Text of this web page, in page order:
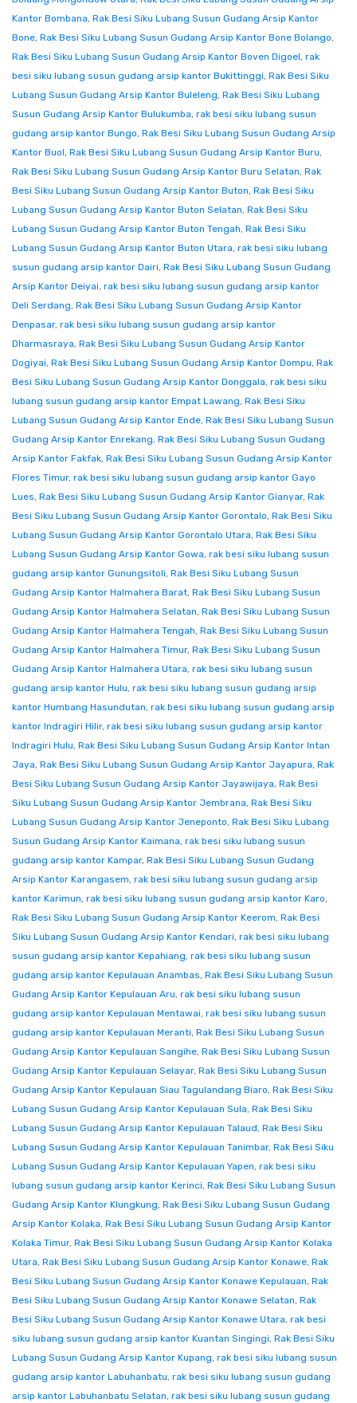
Kantor Bombana, Rak Besi Siku Lubang Susun Gudang Arsip Kantor
Bone, Rak Besi Siku Lubang Susun Gudang Arsip Kantor Bone Bolango,
Rak Besi Siku Lubang Susun Gudang Arsip Kantor Boven Digoel, rak
besi siku lubang susun gudang arsip kantor Bukittinggi, Rak Besi Siku
Lubang Susun Gudang Arsip Kantor Buleleng, Rak Besi Siku Lubang
Susun Gudang Arsip Kantor Bulukumba, rak besi siku lubang susun
gudang arsip kantor Bungo, Rak Besi Siku Lubang Susun Gudang Arsip
Kantor Buol, Rak Besi Siku Lubang Susun Gudang Arsip Kantor Buru,
Rak Besi Siku Lubang Susun Gudang Arsip Kantor Buru Selatan, Rak
Besi Siku Lubang Susun Gudang Arsip Kantor Buton, Rak Besi Siku
Lubang Susun Gudang Arsip Kantor Buton Selatan, Rak Besi Siku
Lubang Susun Gudang Arsip Kantor Buton Tengah, Rak Besi Siku
Lubang Susun Gudang Arsip Kantor Buton Utara, rak besi siku lubang
susun gudang arsip kantor Dairi, Rak Besi Siku Lubang Susun Gudang
Arsip Kantor Deiyai, rak besi siku lubang susun gudang arsip kantor
Deli Serdang, Rak Besi Siku Lubang Susun Gudang Arsip Kantor
Denpasar, rak besi siku lubang susun gudang arsip kantor
Dharmasraya, Rak Besi Siku Lubang Susun Gudang Arsip Kantor
Dogiyai, Rak Besi Siku Lubang Susun Gudang Arsip Kantor Dompu, Rak
Besi Siku Lubang Susun Gudang Arsip Kantor Donggala, rak besi siku
lubang susun gudang arsip kantor Empat Lawang, Rak Besi Siku
Lubang Susun Gudang Arsip Kantor Ende, Rak Besi Siku Lubang Susun
Gudang Arsip Kantor Enrekang, Rak Besi Siku Lubang Susun Gudang
Arsip Kantor Fakfak, Rak Besi Siku Lubang Susun Gudang Arsip Kantor
Flores Timur, rak besi siku lubang susun gudang arsip kantor Gayo
Lues, Rak Besi Siku Lubang Susun Gudang Arsip Kantor Gianyar, Rak
Besi Siku Lubang Susun Gudang Arsip Kantor Gorontalo, Rak Besi Siku
Lubang Susun Gudang Arsip Kantor Gorontalo Utara, Rak Besi Siku
Lubang Susun Gudang Arsip Kantor Gowa, rak besi siku lubang susun
gudang arsip kantor Gunungsitoli, Rak Besi Siku Lubang Susun
Gudang Arsip Kantor Halmahera Barat, Rak Besi Siku Lubang Susun
Gudang Arsip Kantor Halmahera Selatan, Rak Besi Siku Lubang Susun
Gudang Arsip Kantor Halmahera Tengah, Rak Besi Siku Lubang Susun
Gudang Arsip Kantor Halmahera Timur, Rak Besi Siku Lubang Susun
Gudang Arsip Kantor Halmahera Utara, rak besi siku lubang susun
gudang arsip kantor Hulu, rak besi siku lubang susun gudang arsip
kantor Humbang Hasundutan, rak besi siku lubang susun gudang arsip
kantor Indragiri Hilir, rak besi siku lubang susun gudang arsip kantor
Indragiri Hulu, Rak Besi Siku Lubang Susun Gudang Arsip Kantor Intan
Jaya, Rak Besi Siku Lubang Susun Gudang Arsip Kantor Jayapura, Rak
Besi Siku Lubang Susun Gudang Arsip Kantor Jayawijaya, Rak Besi
Siku Lubang Susun Gudang Arsip Kantor Jembrana, Rak Besi Siku
Lubang Susun Gudang Arsip Kantor Jeneponto, Rak Besi Siku Lubang
Susun Gudang Arsip Kantor Kaimana, rak besi siku lubang susun
gudang arsip kantor Kampar, Rak Besi Siku Lubang Susun Gudang
Arsip Kantor Karangasem, rak besi siku lubang susun gudang arsip
kantor Karimun, rak besi siku lubang susun gudang arsip kantor Karo,
Rak Besi Siku Lubang Susun Gudang Arsip Kantor Keerom, Rak Besi
Siku Lubang Susun Gudang Arsip Kantor Kendari, rak besi siku lubang
susun gudang arsip kantor Kepahiang, rak besi siku lubang susun
gudang arsip kantor Kepulauan Anambas, Rak Besi Siku Lubang Susun
Gudang Arsip Kantor Kepulauan Aru, rak besi siku lubang susun
gudang arsip kantor Kepulauan Mentawai, rak besi siku lubang susun
gudang arsip kantor Kepulauan Meranti, Rak Besi Siku Lubang Susun
Gudang Arsip Kantor Kepulauan Sangihe, Rak Besi Siku Lubang Susun
Gudang Arsip Kantor Kepulauan Selayar, Rak Besi Siku Lubang Susun
Gudang Arsip Kantor Kepulauan Siau Tagulandang Biaro, Rak Besi Siku
Lubang Susun Gudang Arsip Kantor Kepulauan Sula, Rak Besi Siku
Lubang Susun Gudang Arsip Kantor Kepulauan Talaud, Rak Besi Siku
Lubang Susun Gudang Arsip Kantor Kepulauan Tanimbar, Rak Besi Siku
Lubang Susun Gudang Arsip Kantor Kepulauan Yapen, rak besi siku
lubang susun gudang arsip kantor Kerinci, Rak Besi Siku Lubang Susun
Gudang Arsip Kantor Klungkung, Rak Besi Siku Lubang Susun Gudang
Arsip Kantor Kolaka, Rak Besi Siku Lubang Susun Gudang Arsip Kantor
Kolaka Timur, Rak Besi Siku Lubang Susun Gudang Arsip Kantor Kolaka
Utara, Rak Besi Siku Lubang Susun Gudang Arsip Kantor Konawe, Rak
Besi Siku Lubang Susun Gudang Arsip Kantor Konawe Kepulauan, Rak
Besi Siku Lubang Susun Gudang Arsip Kantor Konawe Selatan, Rak
Besi Siku Lubang Susun Gudang Arsip Kantor Konawe Utara, rak besi
siku lubang susun gudang arsip kantor Kuantan Singingi, Rak Besi Siku
Lubang Susun Gudang Arsip Kantor Kupang, rak besi siku lubang susun
gudang arsip kantor Labuhanbatu, rak besi siku lubang susun gudang
arsip kantor Labuhanbatu Selatan, rak besi siku lubang susun gudang